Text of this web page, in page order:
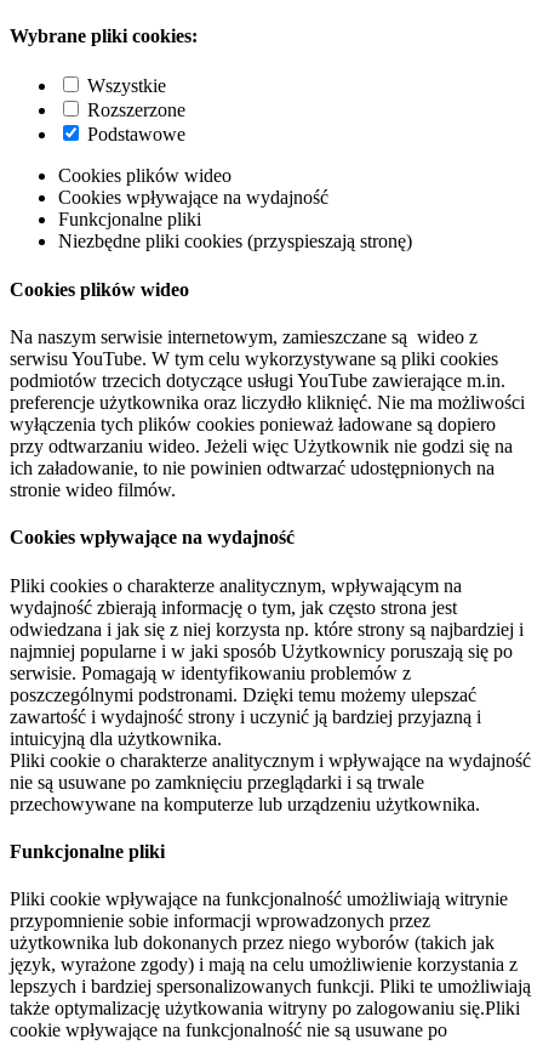
Wybrane pliki cookies:
Wszystkie
Rozszerzone
Podstawowe
Cookies plików wideo
Cookies wpływające na wydajność
Funkcjonalne pliki
Niezbędne pliki cookies (przyspieszają stronę)
Cookies plików wideo
Na naszym serwisie internetowym, zamieszczane są wideo z
serwisu YouTube. W tym celu wykorzystywane są pliki cookies
podmiotów trzecich dotyczące usługi YouTube zawierające m.in.
preferencje użytkownika oraz liczydło kliknięć. Nie ma możliwości
wyłączenia tych plików cookies ponieważ ładowane są dopiero
przy odtwarzaniu wideo. Jeżeli więc Użytkownik nie godzi się na
ich załadowanie, to nie powinien odtwarzać udostępnionych na
stronie wideo filmów.
Cookies wpływające na wydajność
Pliki cookies o charakterze analitycznym, wpływającym na
wydajność zbierają informację o tym, jak często strona jest
odwiedzana i jak się z niej korzysta np. które strony są najbardziej i
najmniej popularne i w jaki sposób Użytkownicy poruszają się po
serwisie. Pomagają w identyfikowaniu problemów z
poszczególnymi podstronami. Dzięki temu możemy ulepszać
zawartość i wydajność strony i uczynić ją bardziej przyjazną i
intuicyjną dla użytkownika.
Pliki cookie o charakterze analitycznym i wpływające na wydajność
nie są usuwane po zamknięciu przeglądarki i są trwale
przechowywane na komputerze lub urządzeniu użytkownika.
Funkcjonalne pliki
Pliki cookie wpływające na funkcjonalność umożliwiają witrynie
przypomnienie sobie informacji wprowadzonych przez
użytkownika lub dokonanych przez niego wyborów (takich jak
język, wyrażone zgody) i mają na celu umożliwienie korzystania z
lepszych i bardziej spersonalizowanych funkcji. Pliki te umożliwiają
także optymalizację użytkowania witryny po zalogowaniu się.Pliki
cookie wpływające na funkcjonalność nie są usuwane po